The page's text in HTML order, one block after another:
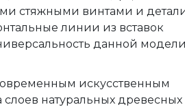
стяжными винтами и
линии из вставок
данной
искусственным
натуральных древесных